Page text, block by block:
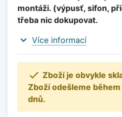
montáži. (výpusť, sifon,
třeba nic dokupovat.
expand_more Více informací
 Zboží je obvykle
Zboží odešleme
dnů.